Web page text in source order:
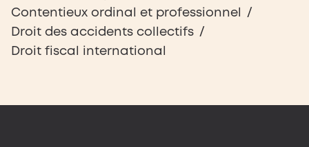
Contentieux ordinal et professionnel
Droit des accidents collectifs
Droit fiscal international